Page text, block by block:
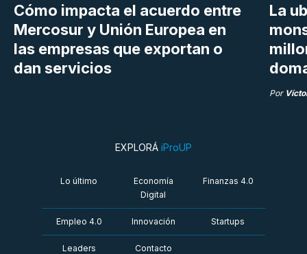
Cómo impacta el acuerdo entre
Mercosur y Unión Europea en
las empresas que exportan o
dan servicios
La
Por
EXPLORÁ iProUP
Lo último
Economía
Digital
Finanzas 4.0
Empleo 4.0 Innovación Startups
Leaders Contacto